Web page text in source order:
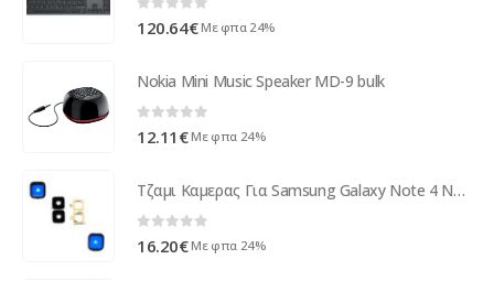
0 out of 5
120.64€ Με φπα 24%
Nokia Mini Music Speaker MD-9 bulk
0 out of 5
12.11 € Με φπα 24%
Τζαμι Καμερας Για Samsung Galaxy Note 4 N910 Χωρις Frame Μαυρο
16.20€ Με φπα 24%